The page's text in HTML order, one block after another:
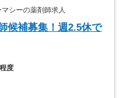
シーの薬剤師求人
候補募集！週2.5休で
度